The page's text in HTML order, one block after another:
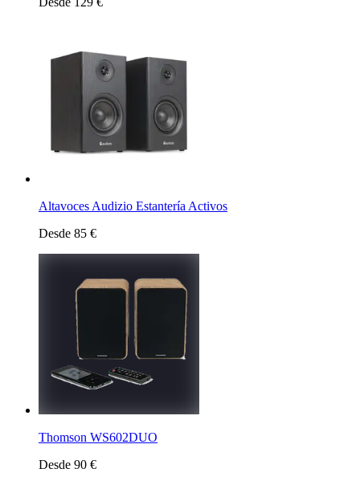
Altavoces Audizio Estantería Activos
Desde 85 €
Thomson WS602DUO
Desde 90 €